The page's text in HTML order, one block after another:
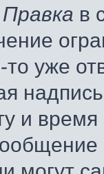
Правка в
то уже
и